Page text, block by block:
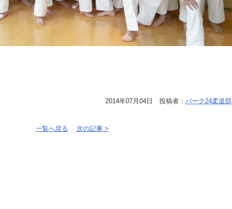
2014年07月04日 投稿者： パーク24柔道部
一覧へ戻る 次の記事 >